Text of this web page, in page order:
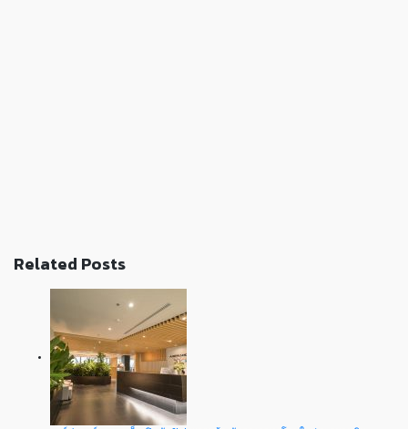
Related Posts